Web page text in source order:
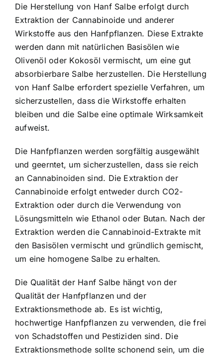
Die Herstellung von Hanf Salbe erfolgt durch
Extraktion der Cannabinoide und anderer
Wirkstoffe aus den Hanfpflanzen. Diese Extrakte
werden dann mit natürlichen Basisölen wie
Olivenöl oder Kokosöl vermischt, um eine gut
absorbierbare Salbe herzustellen. Die Herstellung
von Hanf Salbe erfordert spezielle Verfahren, um
sicherzustellen, dass die Wirkstoffe erhalten
bleiben und die Salbe eine optimale Wirksamkeit
aufweist.
Die Hanfpflanzen werden sorgfältig ausgewählt
und geerntet, um sicherzustellen, dass sie reich
an Cannabinoiden sind. Die Extraktion der
Cannabinoide erfolgt entweder durch CO2-
Extraktion oder durch die Verwendung von
Lösungsmitteln wie Ethanol oder Butan. Nach der
Extraktion werden die Cannabinoid-Extrakte mit
den Basisölen vermischt und gründlich gemischt,
um eine homogene Salbe zu erhalten.
Die Qualität der Hanf Salbe hängt von der
Qualität der Hanfpflanzen und der
Extraktionsmethode ab. Es ist wichtig,
hochwertige Hanfpflanzen zu verwenden, die frei
von Schadstoffen und Pestiziden sind. Die
Extraktionsmethode sollte schonend sein, um die